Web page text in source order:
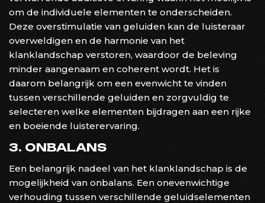
om de individuele elementen te onderscheiden.
Deze overstimulatie van geluiden kan de luisteraar
overweldigen en de harmonie van het
klanklandschap verstoren, waardoor de beleving
minder aangenaam en coherent wordt. Het is
daarom belangrijk om een evenwicht te vinden
tussen verschillende geluiden en zorgvuldig te
selecteren welke elementen bijdragen aan een rijke
en boeiende luisterervaring.
3. ONBALANS
Een belangrijk nadeel van het klanklandschap is de
mogelijkheid van onbalans. Een onevenwichtige
verhouding tussen verschillende geluidselementen